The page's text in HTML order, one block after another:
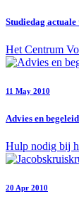
Studiedag
Het Centrum
11 May 2010
Advies en
Hulp nodig bij
20 Apr 2010